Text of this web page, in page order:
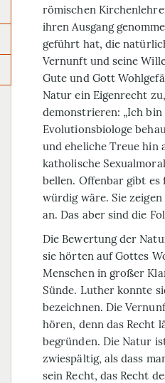
römischen
ihren Ausgang
geführt hat, die
Vernunft und seine
Gute und Gott
Natur ein Eigenrecht
demonstrieren: „Ich
Evolutionsbiologe
und eheliche Treue hin
katholische
bellen. Offenbar gibt es
würdig wäre. Sie
an. Das aber sind die
Die Bewertung der
sie hörten auf Gottes
Menschen in großer
Sünde. Luther konnte
bezeichnen. Die
hören, denn das Recht
begründen. Die Natur
zwiespältig, als dass
sein Recht, das Recht